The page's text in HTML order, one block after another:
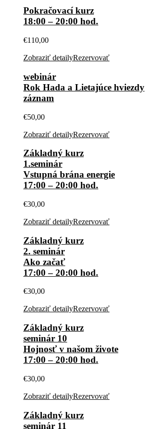
Pokračovací kurz
18:00 – 20:00 hod.
€110,00
Zobraziť detailyRezervovať
webinár
Rok Hada a Lietajúce hviezdy
záznam
€50,00
Zobraziť detailyRezervovať
Základný kurz
1.seminár
Vstupná brána energie
17:00 – 20:00 hod.
€30,00
Zobraziť detailyRezervovať
Základný kurz
2. seminár
Ako začať
17:00 – 20:00 hod.
€30,00
Zobraziť detailyRezervovať
Základný kurz
seminár 10
Hojnosť v našom živote
17:00 – 20:00 hod.
€30,00
Zobraziť detailyRezervovať
Základný kurz
seminár 11